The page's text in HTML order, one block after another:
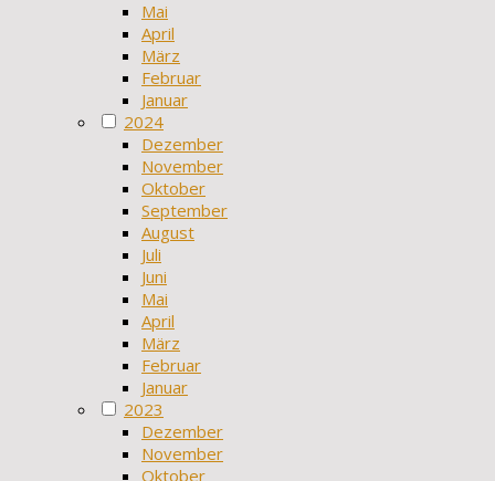
Mai
April
März
Februar
Januar
2024
Dezember
November
Oktober
September
August
Juli
Juni
Mai
April
März
Februar
Januar
2023
Dezember
November
Oktober